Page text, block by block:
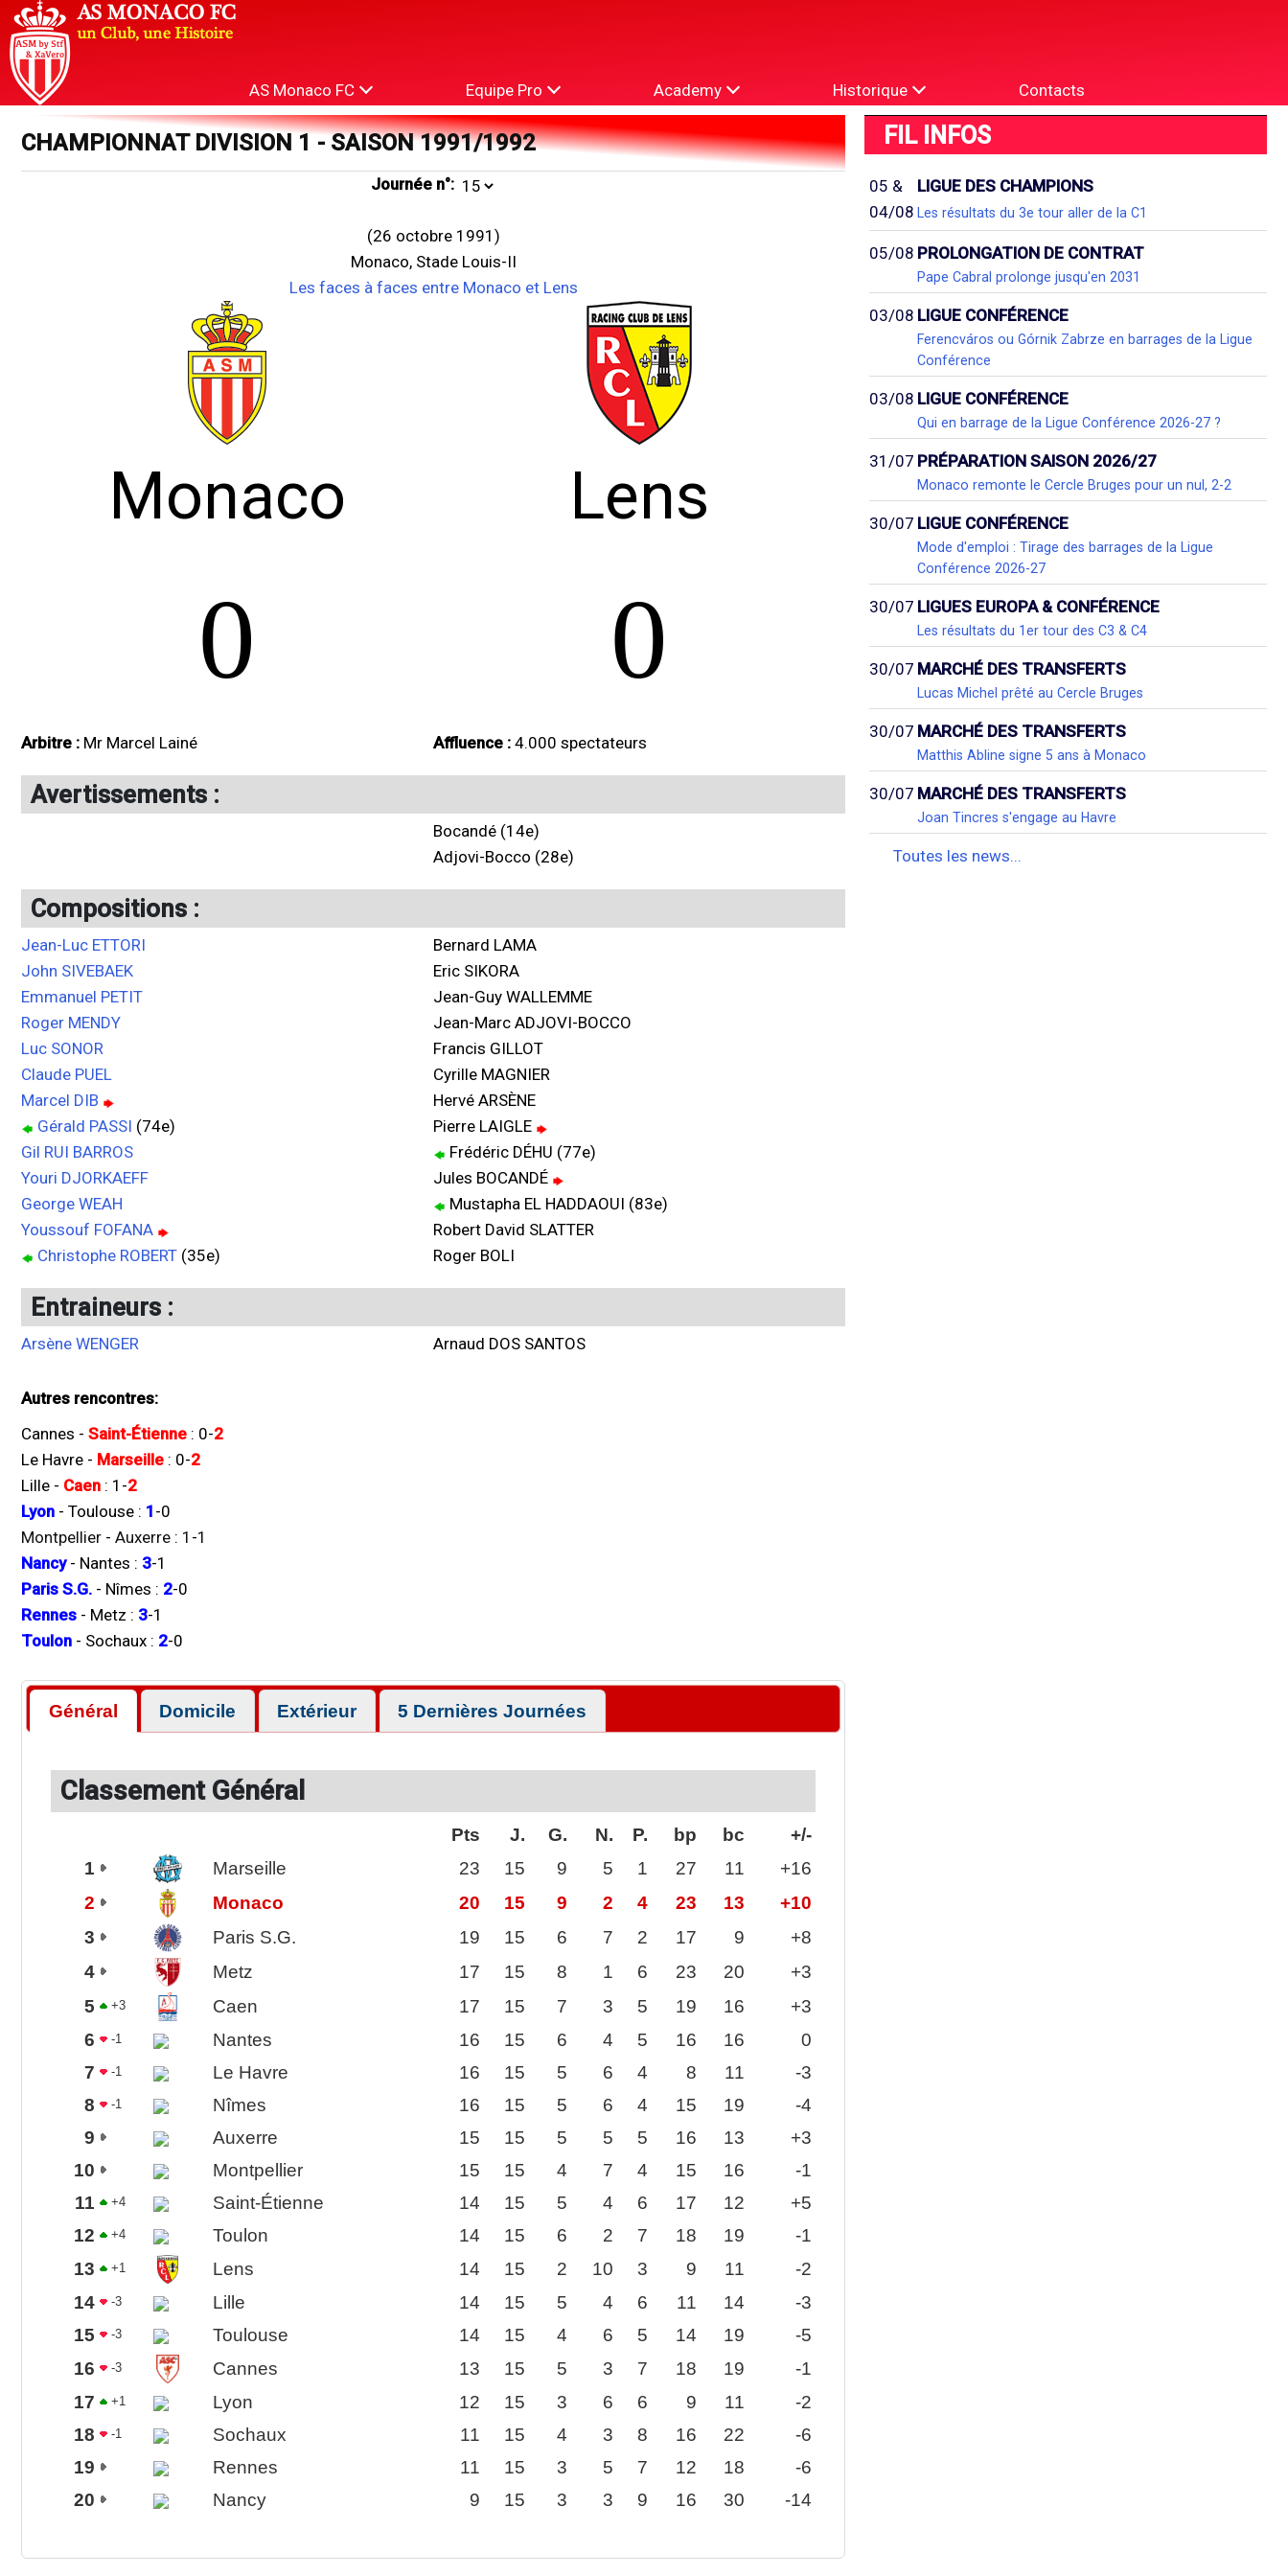
AS Monaco FC Equipe Pro Academy Historique Contacts
CHAMPIONNAT DIVISION 1 - SAISON 1991/1992
Journée n°:
(26 octobre 1991)
Monaco, Stade Louis-II
Les faces à faces entre Monaco et Lens
Monaco Lens
0 0
Arbitre : Mr Marcel Lainé Affluence : 4.000 spectateurs
Avertissements :
Bocandé (14e)
Adjovi-Bocco (28e)
Compositions :
Jean-Luc ETTORI
John SIVEBAEK
Emmanuel PETIT
Roger MENDY
Luc SONOR
Claude PUEL
Marcel DIB
Gérald PASSI (74e)
Gil RUI BARROS
Youri DJORKAEFF
George WEAH
Youssouf FOFANA
Christophe ROBERT (35e)
Bernard LAMA
Eric SIKORA
Jean-Guy WALLEMME
Jean-Marc ADJOVI-BOCCO
Francis GILLOT
Cyrille MAGNIER
Hervé ARSÈNE
Pierre LAIGLE
Frédéric DÉHU (77e)
Jules BOCANDÉ
Mustapha EL HADDAOUI (83e)
Robert David SLATTER
Roger BOLI
Entraineurs :
Arsène WENGER Arnaud DOS SANTOS
Autres rencontres:
Cannes - Saint-Étienne : 0-2
Le Havre - Marseille : 0-2
Lille - Caen : 1 -2
Lyon - Toulouse : 1 -0
Montpellier - Auxerre : 1 -1
Nancy- Nantes : 3-1
Paris S.G. - Nîmes : 2-0
Rennes - Metz : 3-1
Toulon - Sochaux : 2-0
Général Domicile Extérieur 5 Dernières Journées
Classement Général
Pts J. G. N. P. bp bc
+/-
1
Marseille 23 15 9 5 1 27 11
+16
2
Monaco 20 15 9 2 4 23 13
+10
3
Paris S.G. 19 15 6 7 2 17 9
+8
4
Metz 17 15 8 1 6 23 20
+3
5
+3 Caen 17 15 7 3 5 19 16
+3
6
-1 Nantes 16 15 6 4 5 16 16
0
7
-1 Le Havre 16 15 5 6 4 8 11
-3
8
-1 Nîmes 16 15 5 6 4 15 19
-4
9
Auxerre 15 15 5 5 5 16 13
+3
10
Montpellier 15 15 4 7 4 15 16
-1
11
+4 Saint-Étienne 14 15 5 4 6 17 12
+5
12
+4 Toulon 14 15 6 2 7 18 19
-1
13
+1 Lens 14 15 2 10 3 9 11
-2
14
-3 Lille 14 15 5 4 6 11 14
-3
15
-3 Toulouse 14 15 4 6 5 14 19
-5
16
-3 Cannes 13 15 5 3 7 18 19
-1
17
+1 Lyon 12 15 3 6 6 9 11
-2
18
-1 Sochaux 11 15 4 3 8 16 22
-6
19
Rennes 11 15 3 5 7 12 18
-6
20
Nancy 9 15 3 3 9 16 30 -14
FIL INFOS
05 &
04/08
LIGUE DES CHAMPIONS
Les résultats du 3e tour aller de la C1
05/08 PROLONGATION DE CONTRAT
Pape Cabral prolonge jusqu'en 2031
03/08 LIGUE CONFÉRENCE
Ferencváros ou Górnik Zabrze en barrages de la Ligue
Conférence
03/08 LIGUE CONFÉRENCE
Qui en barrage de la Ligue Conférence 2026-27 ?
31/07 PRÉPARATION SAISON 2026/27
Monaco remonte le Cercle Bruges pour un nul, 2-2
30/07 LIGUE CONFÉRENCE
Mode d'emploi : Tirage des barrages de la Ligue
Conférence 2026-27
30/07 LIGUES EUROPA & CONFÉRENCE
Les résultats du 1er tour des C3 & C4
30/07 MARCHÉ DES TRANSFERTS
Lucas Michel prêté au Cercle Bruges
30/07 MARCHÉ DES TRANSFERTS
Matthis Abline signe 5 ans à Monaco
30/07 MARCHÉ DES TRANSFERTS
Joan Tincres s'engage au Havre
Toutes les news...